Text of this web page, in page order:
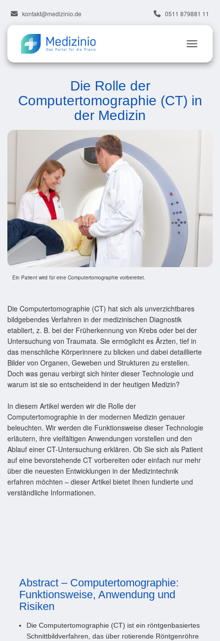
kontakt@medizinio.de 0511 879881 11
Die Rolle der
Computertomographie (CT) in
der Medizin
Die Computertomographie (CT) hat sich als unverzichtbares
bildgebendes Verfahren in der medizinischen Diagnostik
etabliert, z. B. bei der Früherkennung von Krebs oder bei der
Untersuchung von Traumata. Sie ermöglicht es Ärzten, tief in
das menschliche Körperinnere zu blicken und dabei detaillierte
Bilder von Organen, Geweben und Strukturen zu erstellen.
Doch was genau verbirgt sich hinter dieser Technologie und
warum ist sie so entscheidend in der heutigen Medizin?
In diesem Artikel werden wir die Rolle der
Computertomographie in der modernen Medizin genauer
beleuchten. Wir werden die Funktionsweise dieser Technologie
erläutern, ihre vielfältigen Anwendungen vorstellen und den
Ablauf einer CT-Untersuchung erklären. Ob Sie sich als Patient
auf eine bevorstehende CT vorbereiten oder einfach nur mehr
über die neuesten Entwicklungen in der Medizintechnik
erfahren möchten – dieser Artikel bietet Ihnen fundierte und
verständliche Informationen.
Ein Patient wird für eine Computertomographie vorbereitet.
Abstract – Computertomographie:
Funktionsweise, Anwendung und
Risiken
Die Computertomographie (CT) ist ein röntgenbasiertes
Schnittbildverfahren, das über rotierende Röntgenröhre